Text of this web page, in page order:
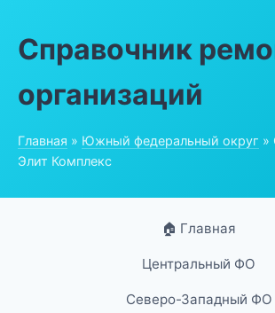
Справочник
организаций
Главная » Южный федеральный округ »
Элит Комплекс
🏠 Главная
Центральный ФО
Северо-Западный ФО